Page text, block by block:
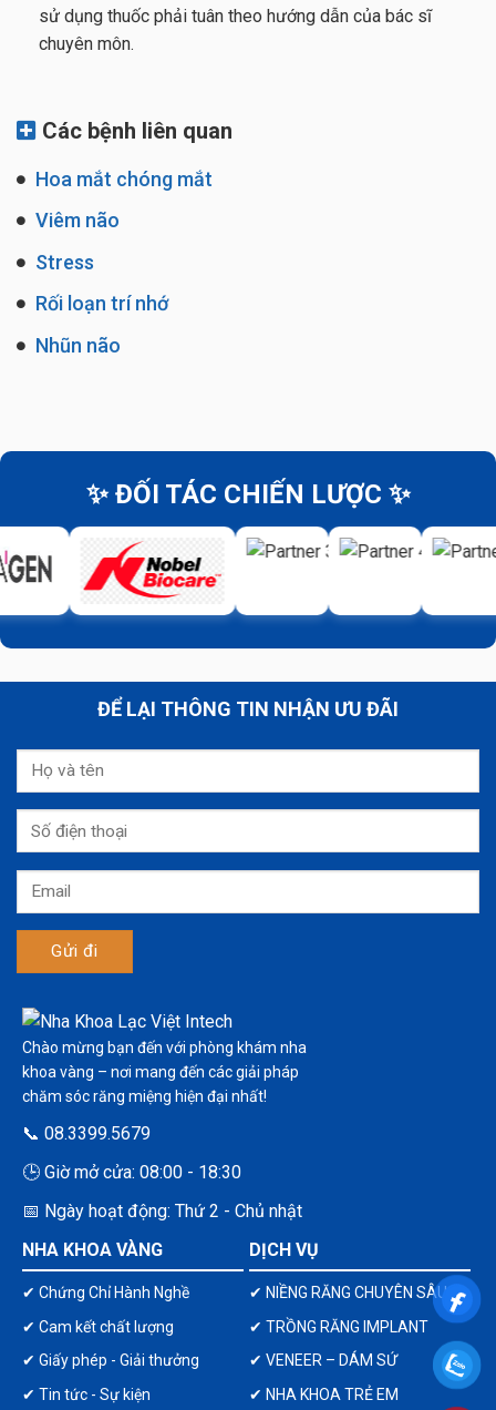
sử dụng thuốc phải tuân theo hướng dẫn của bác sĩ
chuyên môn.
Các bệnh liên quan
Hoa mắt chóng mắt
Viêm não
Stress
Rối loạn trí nhớ
Nhũn não
✨ ĐỐI TÁC CHIẾN LƯỢC ✨
ĐỂ LẠI THÔNG TIN NHẬN ƯU ĐÃI
Chào mừng bạn đến với phòng khám nha
khoa vàng – nơi mang đến các giải pháp
chăm sóc răng miệng hiện đại nhất!
📞 08.3399.5679
🕒 Giờ mở cửa: 08:00 - 18:30
📅 Ngày hoạt động: Thứ 2 - Chủ nhật
NHA KHOA VÀNG
✔ Chứng Chỉ Hành Nghề
✔ Cam kết chất lượng
✔ Giấy phép - Giải thưởng
✔ Tin tức - Sự kiện
DỊCH VỤ
✔ NIỀNG RĂNG CHUYÊN SÂU
✔ TRỒNG RĂNG IMPLANT
✔ VENEER – DÁM SỨ
✔ NHA KHOA TRẺ EM